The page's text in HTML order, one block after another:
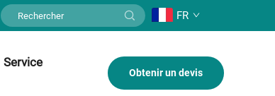
FR
Service
Obtenir un devis